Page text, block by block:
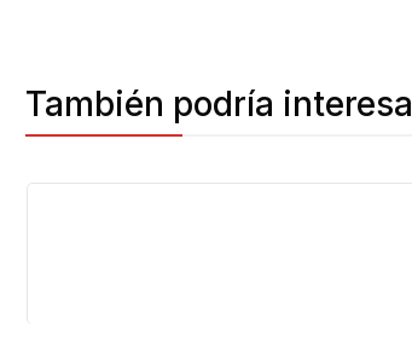
También podría